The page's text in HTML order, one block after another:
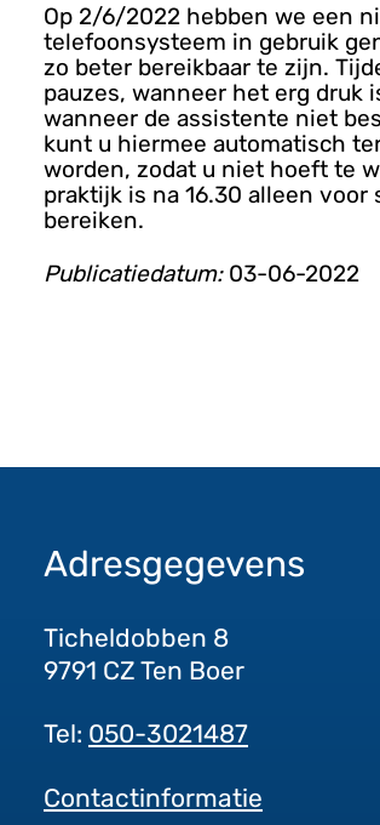
Op 2/6/2022 hebben we een
telefoonsysteem in gebruik
zo beter bereikbaar te zijn.
pauzes, wanneer het erg druk
wanneer de assistente niet
kunt u hiermee automatisch
worden, zodat u niet hoeft te
praktijk is na 16.30 alleen voor
bereiken.
Publicatiedatum: 03-06-2022
Adresgegevens
Ticheldobben 8
9791 CZ Ten Boer
Tel: 050-3021487
Contactinformatie